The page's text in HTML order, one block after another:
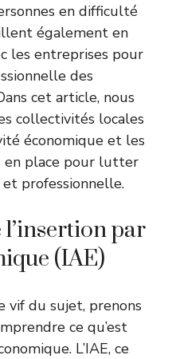
en difficulté
également en
les entreprises pour
des
cet article, nous
collectivités locales
économique et les
en place pour lutter
et professionnelle.
l’insertion par
(IAE)
vif du sujet, prenons
ce qu’est
L’IAE, ce